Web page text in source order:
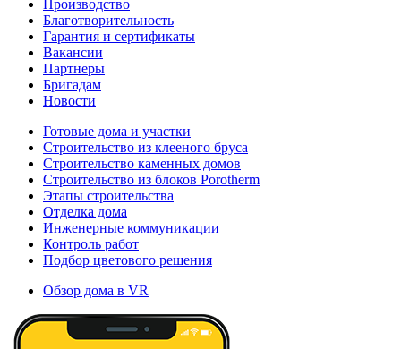
Производство
Благотворительность
Гарантия и сертификаты
Вакансии
Партнеры
Бригадам
Новости
Готовые дома и участки
Строительство из клееного бруса
Строительство каменных домов
Строительство из блоков Porotherm
Этапы строительства
Отделка дома
Инженерные коммуникации
Контроль работ
Подбор цветового решения
Обзор дома в VR